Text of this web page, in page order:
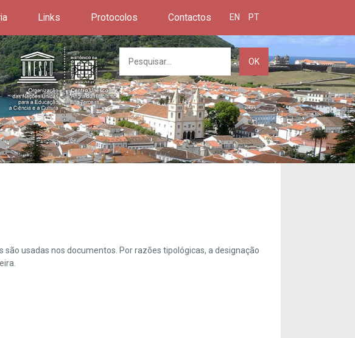
Links Protocolos Contactos EN PT
OK
usadas nos documentos. Por razões tipológicas, a designação